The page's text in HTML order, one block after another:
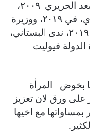
حسن، وزيرة للمال في حكومة سعد الحريري ٢٠٠٩،
والداخلية في حكومة سعد الحريري، في ٢٠١٩، ووزيرة
الطاقة في حكومة سعد الحريري ٢٠١٩، ندى البستاني،
فيوليت
بخوض المرأة
ورق لان تعزيز
بمساواتها مع اخيها